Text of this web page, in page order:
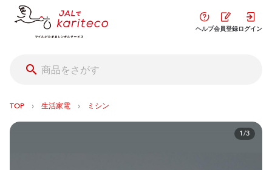
ヘルプ会員登録ログイン
TOP › 生活家電 › ミシン
1/3